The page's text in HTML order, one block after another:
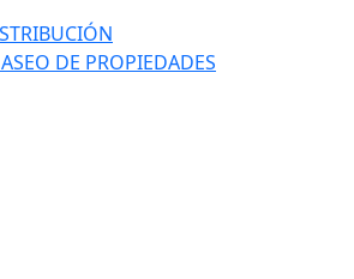
DE PROPIEDADES